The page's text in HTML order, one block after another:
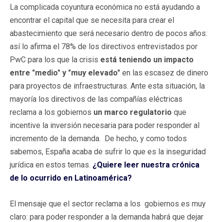
La complicada coyuntura económica no está ayudando a
encontrar el capital que se necesita para crear el
abastecimiento que será necesario dentro de pocos años:
así lo afirma el 78% de los directivos entrevistados por
PwC para los que la crisis está teniendo un impacto
entre "medio" y "muy elevado" en las escasez de dinero
para proyectos de infraestructuras. Ante esta situación, la
mayoría los directivos de las compañías eléctricas
reclama a los gobiernos un marco regulatorio que
incentive la inversión necesaria para poder responder al
incremento de la demanda. De hecho, y como todos
sabemos, España acaba de sufrir lo que es la inseguridad
jurídica en estos temas. ¿Quiere leer nuestra crónica
de lo ocurrido en Latinoamérica?
El mensaje que el sector reclama a los gobiernos es muy
claro: para poder responder a la demanda habrá que dejar